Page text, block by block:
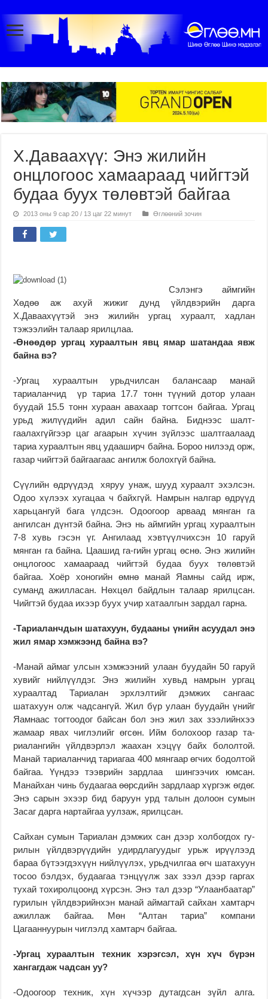
Х.Даваахүү: Энэ жилийн
онцлогоос хамаараад чийгтэй
будаа буух төлөвтэй байгаа
2013 оны 9 сар 20 / 13 цаг 22 минут Өглөөний зочин
Сэлэнгэ аймгийн
Хөдөө аж ахуй жижиг дунд үйлдвэрийн дарга
Х.Даваахүүтэй энэ жилийн ургац хураалт, хадлан
тэжээлийн талаар ярилцлаа.
-Өнөөдөр ургац ху­раал­тын явц ямар шатандаа явж
байна вэ?
-Ургац хураалтын урьдчилсан балансаар манай
тариаланчид үр тариа 17.7 тонн түүний дотор улаан
буудай 15.5 тонн хураан авахаар тогтсон байгаа. Ургац
урьд жилүүдийн адил сайн байна. Биднээс шалт­
гаалахгүйгээр цаг агаарын хүчин зүйлээс шалтгаалаад
тариа хураалтын явц удааширч байна. Бороо нилээд орж,
газар чийгтэй байгаагаас ангилж болохгүй байна.
Сүүлийн өдрүүдэд хяруу унаж, шууд хураалт эхэлсэн.
Одоо хүлээх хугацаа ч байх­гүй. Намрын налгар өдрүүд
харьцангуй бага үлдсэн. Одоогоор арваад мянган га
ангилсан дүнтэй байна. Энэ нь аймгийн ургац хураалтын
7-8 хувь гэсэн үг. Ангилаад хэвтүүлчихсэн 10 гаруй
мянган га байна. Цаашид га-гийн ургац өснө. Энэ жилийн
онцлогоос ха­маараад чийгтэй будаа буух төлөвтэй
байгаа. Хоёр хо­ногийн өмнө манай Яамны сайд ирж,
суманд ажилласан. Нөхцөл байдлын талаар ярилцсан.
Чийгтэй будаа ихээр буух учир ха­таалгын зардал гарна.
-Тариаланчдын шата­хуун, будааны үнийн асуу­дал энэ
жил ямар хэмжээнд байна вэ?
-Манай аймаг улсын хэм­жээний улаан буудайн 50 гаруй
хувийг нийлүүлдэг. Энэ жилийн хувьд намрын ургац
хураалтад Тариалан эрхлэлтийг дэмжих сангаас
шатахуун олж чадсангүй. Жил бүр улаан буудайн үнийг
Яамнаас тогтоодог байсан бол энэ жил зах зээлийнхээ
жамаар явах чиглэлийг өгсөн. Ийм болохоор газар та­
риалангийн үйлдвэрлэл жаа­хан хэцүү байх бололтой.
Манай тариаланчид тариагаа 400 мянгаар өгчих бодолтой
байгаа. Үүндээ тээврийн зардлаа шингээчих юмсан.
Манайхан чинь будаагаа өөрсдийн зардлаар хүргэж өгдөг.
Энэ сарын эхээр бид баруун урд талын долоон сумын
Засаг дарга нартайгаа уулзаж, ярилцсан.
Сайхан сумын Тариалан дэмжих сан дээр холбогдох гу­
рилын үйлдвэрүүдийн удирд­­лагуудыг урьж ирүү­лээд
бараа бүтээгдэхүүн ний­лүүлэх, урьдчилгаа өгч шатахуун
тосоо бэлдэх, бу­даагаа тэнцүүлж зах зээл дээр гаргах
тухай то­хи­ролцоонд хүрсэн. Энэ тал дээр “Улаанбаатар”
гу­­рилын үйлдвэрийнхэн ма­най аймагтай сайхан хамтарч
ажиллаж байгаа. Мөн “Алтан тариа” компани
Цагааннуурын чиглэлд хамтарч байгаа.
-Ургац хураалтын тех­ник хэрэгсэл, хүн хүч бүрэн
хангагдаж чадсан уу?
-Одоогоор техник, хүн хүчээр дутагдсан зүйл алга.